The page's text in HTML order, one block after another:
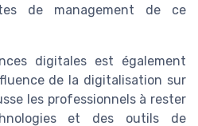
de management de ce
digitales est également
de la digitalisation sur
les professionnels à rester
et des outils de